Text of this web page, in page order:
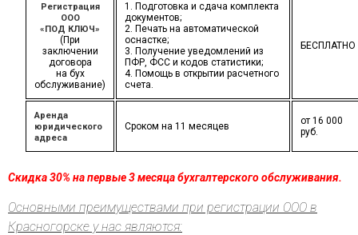
Регистрация
ООО
«ПОД КЛЮЧ»
(При
заключении
договора
на бух
обслуживание)
1. Подготовка и сдача комплекта
документов;
2. Печать на автоматической
оснастке;
3. Получение уведомлений из
ПФР, ФСС и кодов статистики;
4. Помощь в открытии расчетного
счета.
БЕСПЛАТНО
Аренда
юридического
адреса
Сроком на 11 месяцев
от 16 000
руб.
Скидка 30% на первые 3 месяца бухгалтерского обслуживания.
Основными преимуществами при регистрации ООО в
Красногорске у нас являются: